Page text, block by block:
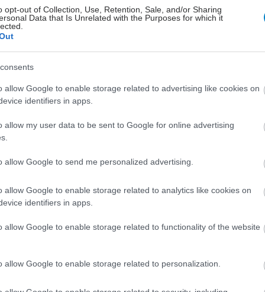
opt-out of Collection, Use, Retention, Sale, and/or Sharing
Data that Is Unrelated with the Purposes for which it
allow Google to enable storage related to advertising like cookies on
identifiers in apps.
allow my user data to be sent to Google for online advertising
allow Google to send me personalized advertising.
allow Google to enable storage related to analytics like cookies on
identifiers in apps.
allow Google to enable storage related to functionality of the website
allow Google to enable storage related to personalization.
αναμένεται να ολοκληρωθεί τον Ιούλιο του 2024,
από τις συμμετέχουσες, θα επιλεχθεί βάσει
κριτηρίων, και θα λάβει χρηματικό έπαθλο.
στοιχεία για τις 4 ομάδες που ξεκίνησαν ήδη
με την Aisthesis Medical
Medical προάγει την πρωτοπορία στον χώρο της
οξείας περίθαλψης που μεταμορφώνει τη
μοντέλα τεχνητής νοημοσύνης και
χρήσης, το σύστημά της ενσωματώνει
δεδομένα υγείας των ασθενών για ανάλυση
των οργάνων. Η προληπτική προσέγγισή,